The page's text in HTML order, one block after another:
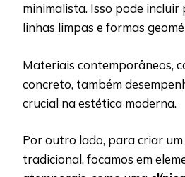
minimalista. Isso pode incluir
linhas limpas e formas
Materiais contemporâneos,
concreto, também
crucial na estética moderna.
Por outro lado, para criar
tradicional, focamos em